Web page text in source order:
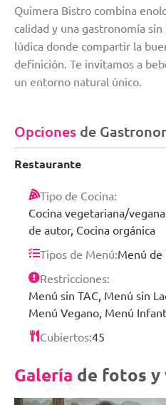
Quimera Bistro combina
calidad y una gastronomía
lúdica donde compartir la
definición. Te invitamos a
un entorno natural único.
Opciones de
Restaurante
Tipo de Cocina:
Cocina vegetariana/
de autor, Cocina orgánica
Tipos de Menú:Menú de
Restricciones:
Menú sin TAC, Menú sin
Menú Vegano, Menú
Cubiertos:45
Galería de fotos y